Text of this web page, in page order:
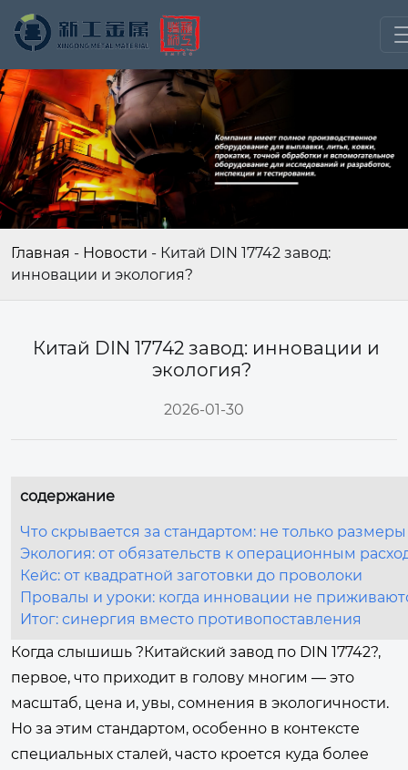
Главная - Новости - Китай DIN 17742 завод:
инновации и экология?
Китай DIN 17742 завод: инновации и
экология?
2026-01-30
содержание
Что скрывается за стандартом: не только размеры
Экология: от обязательств к операционным
Кейс: от квадратной заготовки до проволоки
Провалы и уроки: когда инновации не
Итог: синергия вместо противопоставления
Когда слышишь ?Китайский завод по DIN 17742?,
первое, что приходит в голову многим — это
масштаб, цена и, увы, сомнения в экологичности.
Но за этим стандартом, особенно в контексте
специальных сталей, часто кроется куда более